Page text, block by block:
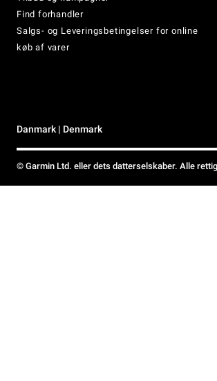
Find forhandler
Salgs- og Leveringsbetingelser for online
køb af varer
Danmark | Denmark
© Garmin Ltd. eller dets datterselskaber. Alle